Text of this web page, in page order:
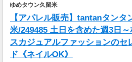
ゆめタウン久留米
【アパレル販売】tantanタンタ
米/249485 土日を含めた週3日
スカジュアルファッションのセ
ド《ネイルOK》